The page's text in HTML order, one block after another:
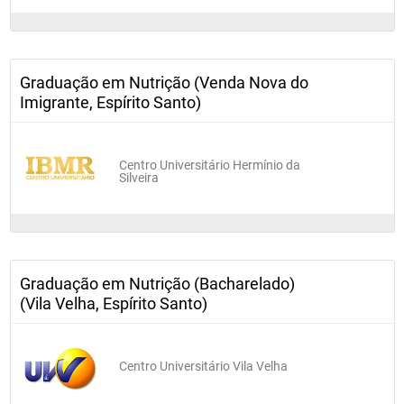
7º período
Patologia da Nutrição e Dietoterapia III
Ética e Orientação Profissional
Estágio Supervisionado em Nutrição Clínica I
Tópicos Avançados em Nutrição
8º Período
Graduação em Nutrição (Venda Nova do
Imigrante, Espírito Santo)
Centro Universitário Hermínio da
Silveira
Graduação em Nutrição (Bacharelado)
(Vila Velha, Espírito Santo)
Centro Universitário Vila Velha